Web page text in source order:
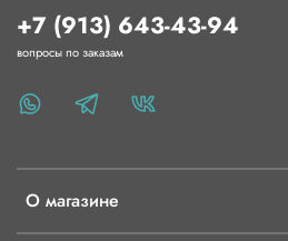
Цифровой аудио/
версии 2.0
Максимальное выходное
Максимальное разрешение
джек 3.5 мм
Порты для периферии: 2×
О магазине
+7 (913) 643-43-94
вопросы по заказам